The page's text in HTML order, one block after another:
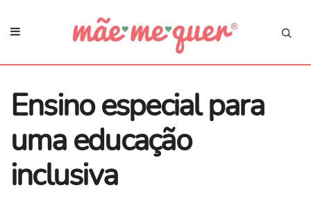
​Ensino especial para
uma educação
inclusiva